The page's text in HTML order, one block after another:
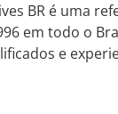
BR é uma
em todo o
e